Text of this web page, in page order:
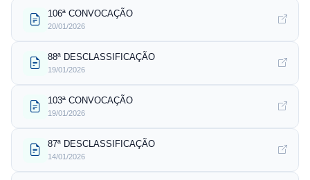
106ª CONVOCAÇÃO
20/01/2026
88ª DESCLASSIFICAÇÃO
19/01/2026
103ª CONVOCAÇÃO
19/01/2026
87ª DESCLASSIFICAÇÃO
14/01/2026